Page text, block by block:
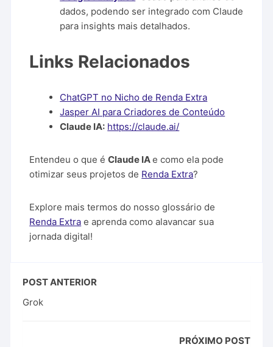
dados, podendo ser integrado com Claude
para insights mais detalhados.
Links Relacionados
ChatGPT no Nicho de Renda Extra
Jasper AI para Criadores de Conteúdo
Claude IA: https://claude.ai/
Entendeu o que éClaude IAe como ela pode
otimizar seus projetos de Renda Extra?
Explore mais termos do nosso glossário de
Renda Extra e aprenda como alavancar sua
jornada digital!
POST ANTERIOR
Grok
PRÓXIMO POST